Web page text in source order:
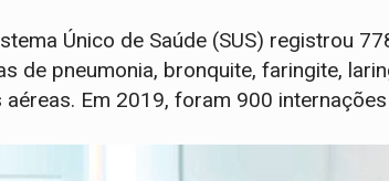
Único de Saúde (SUS) registrou
de pneumonia, bronquite, faringite,
Em 2019, foram 900